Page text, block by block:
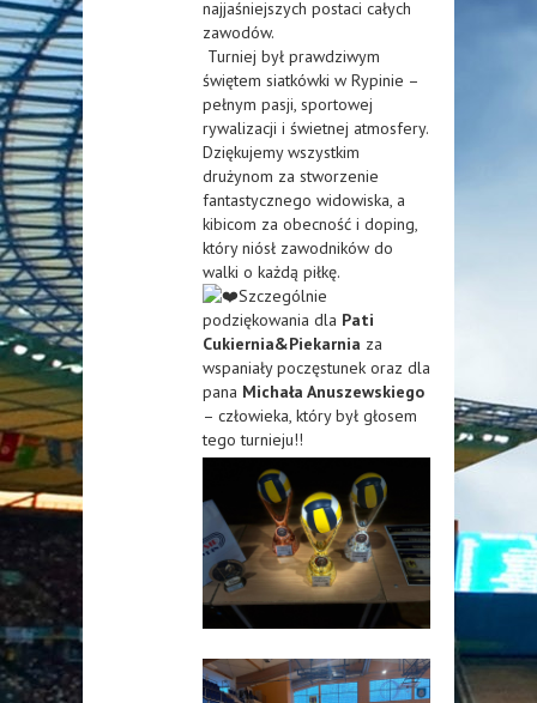
najjaśniejszych postaci całych
zawodów.
Turniej był prawdziwym
świętem siatkówki w Rypinie –
pełnym pasji, sportowej
rywalizacji i świetnej atmosfery.
Dziękujemy wszystkim
drużynom za stworzenie
fantastycznego widowiska, a
kibicom za obecność i doping,
który niósł zawodników do
walki o każdą piłkę.
Szczególnie
podziękowania dla Pati
Cukiernia&Piekarnia za
wspaniały poczęstunek oraz dla
pana Michała Anuszewskiego
– człowieka, który był głosem
tego turnieju!!